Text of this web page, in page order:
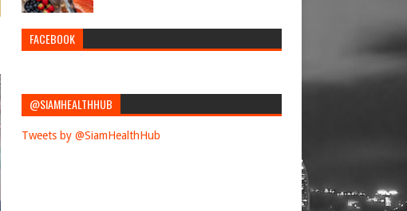
FACEBOOK
@SIAMHEALTHHUB
Tweets by @SiamHealthHub